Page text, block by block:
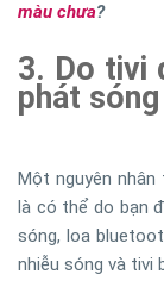
màu chưa?
3. Do tivi
phát sóng
Một nguyên
là có thể do bạn
sóng, loa
nhiễu sóng và tivi